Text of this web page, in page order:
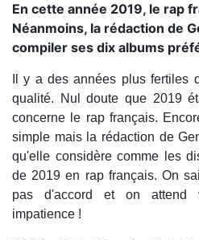
En cette année 2019, le rap
Néanmoins, la rédaction de
compiler ses dix albums
Il y a des années plus fertiles
qualité. Nul doute que 2019
concerne le rap français.
simple mais la rédaction de
qu'elle considère comme les
de 2019 en rap français. On
pas d'accord et on attend
impatience !